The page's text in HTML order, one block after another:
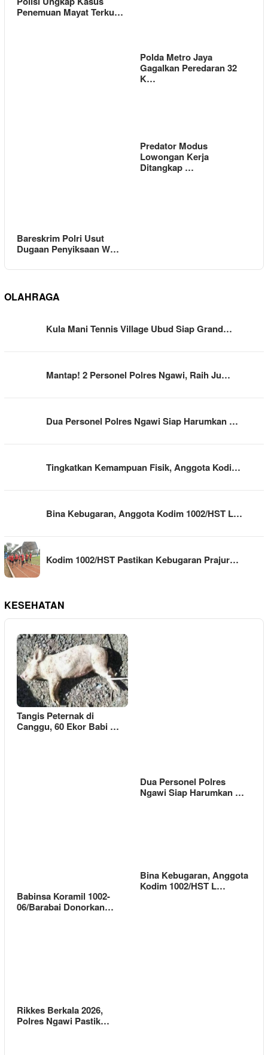
Penemuan Mayat Terku…
Polda Metro Jaya
Gagalkan Peredaran 32
K…
Bareskrim Polri Usut
Dugaan Penyiksaan W…
Predator Modus
Lowongan Kerja
Ditangkap …
OLAHRAGA
Kula Mani Tennis Village Ubud Siap Grand…
Mantap! 2 Personel Polres Ngawi, Raih Ju…
Dua Personel Polres Ngawi Siap Harumkan …
Tingkatkan Kemampuan Fisik, Anggota Kodi…
Bina Kebugaran, Anggota Kodim 1002/HST L…
Kodim 1002/HST Pastikan Kebugaran Prajur…
KESEHATAN
Tangis Peternak di
Canggu, 60 Ekor Babi …
Dua Personel Polres
Ngawi Siap Harumkan …
Babinsa Koramil 1002-
06/Barabai Donorkan…
Bina Kebugaran, Anggota
Kodim 1002/HST L…
Rikkes Berkala 2026,
Polres Ngawi Pastik…